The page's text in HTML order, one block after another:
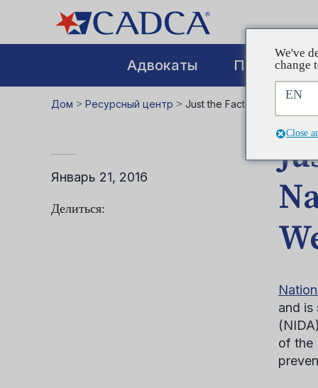
Адвокаты
Дом > Ресурсный центр > Just the Facts: Participate
Январь 21, 2016
Делиться:
and is
of the
We've
change
EN
Close